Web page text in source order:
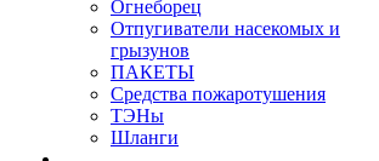
Огнеборец
Отпугиватели насекомых и
грызунов
ПАКЕТЫ
Средства пожаротушения
ТЭНы
Шланги